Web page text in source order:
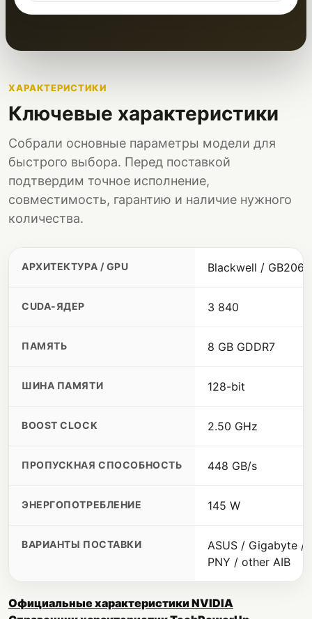
ХАРАКТЕРИСТИКИ
Ключевые характеристики
Собрали основные параметры модели для
быстрого выбора. Перед поставкой
подтвердим точное исполнение,
совместимость, гарантию и наличие нужного
количества.
АРХИТЕКТУРА / GPU Blackwell / GB206
CUDA-ЯДЕР 3 840
ПАМЯТЬ 8 GB GDDR7
ШИНА ПАМЯТИ 128-bit
BOOST CLOCK 2.50 GHz
ПРОПУСКНАЯ СПОСОБНОСТЬ 448 GB/s
ЭНЕРГОПОТРЕБЛЕНИЕ 145 W
ВАРИАНТЫ ПОСТАВКИ
ASUS / Gigabyte /
PNY / other AIB
Официальные характеристики NVIDIA